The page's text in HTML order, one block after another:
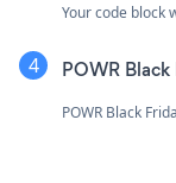
Your code block
POWR Black
POWR Black